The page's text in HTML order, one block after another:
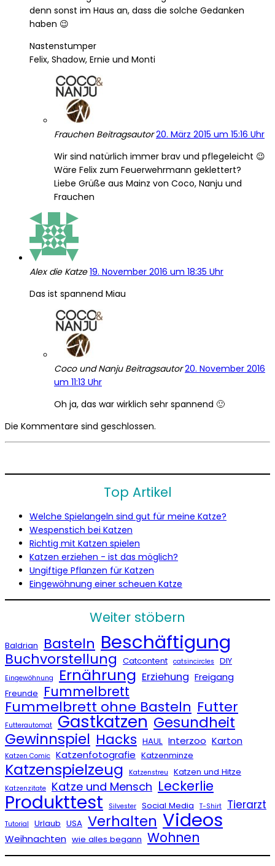
denn sonst im Haus an, dass die solche Gedanken
haben 😉
Nastenstumper
Felix, Shadow, Ernie und Monti
Frauchen Beitragsautor 20. März 2015 um 15:16 Uhr
Wir sind natürlich immer brav und pflegeleicht 😉
Wäre Felix zum Feuerwehrmann geklettert?
Liebe Grüße aus Mainz von Coco, Nanju und
Frauchen
Alex die Katze19. November 2016 um 18:35 Uhr
Das ist spannend Miau
Coco und Nanju Beitragsautor 20. November 2016
um 11:13 Uhr
Oh ja, das war wirklich sehr spannend 🙂
Die Kommentare sind geschlossen.
Top Artikel
Welche Spielangeln sind gut für meine Katze?
Wespenstich bei Katzen
Richtig mit Katzen spielen
Katzen erziehen - ist das möglich?
Ungiftige Pflanzen für Katzen
Eingewöhnung einer scheuen Katze
Weiter stöbern
Baldrian Basteln Beschäftigung
Buchvorstellung Catcontent catsincircles DIY
Eingewöhnung Ernährung Erziehung Freigang
Freunde Fummelbrett
Fummelbrett ohne Basteln Futter
Futterautomat Gastkatzen Gesundheit
Gewinnspiel Hacks HAUL Interzoo Karton
Katzen Comic Katzenfotografie Katzenminze
Katzenspielzeug Katzenstreu Katzen und Hitze
Katzenzitate Katze und Mensch Leckerlie
Produkttest Silvester Social Media T-Shirt Tierarzt
Tutorial Urlaub USA Verhalten Videos
Weihnachten wie alles begann Wohnen